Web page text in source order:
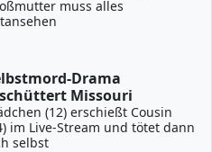
muss alles
Drama
Missouri
(12) erschießt Cousin
im Live-Stream und tötet dann
selbst